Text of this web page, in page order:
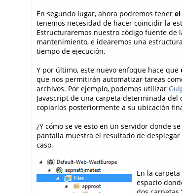
En segundo lugar, ahora podremos tener
tenemos necesidad de hacer coincidir la
Estructuraremos nuestro código fuente de
mantenimiento, e idearemos una
tiempo de ejecución.
Y por último, este nuevo enfoque hace que
que nos permitirán automatizar tareas
archivos. Por ejemplo, podemos utilizar
Javascript de una carpeta determinada
copiarlos posteriormente a su ubicación
¿Y cómo se ve esto en un servidor donde
pantalla muestra el resultado de desplegar
caso.
En la
espacio